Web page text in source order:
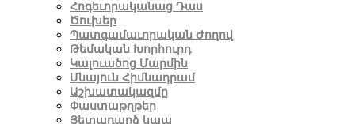
Հոգեւորականաց Դաս
Ծուխեր
Պատգամաւորական Ժողով
Թեմական Խորհուրդ
Կալուածոց Մարմին
Մնայուն Հիմնադրամ
Աշխատակազմը
Փաստաթղթեր
Յետադարձ կապ